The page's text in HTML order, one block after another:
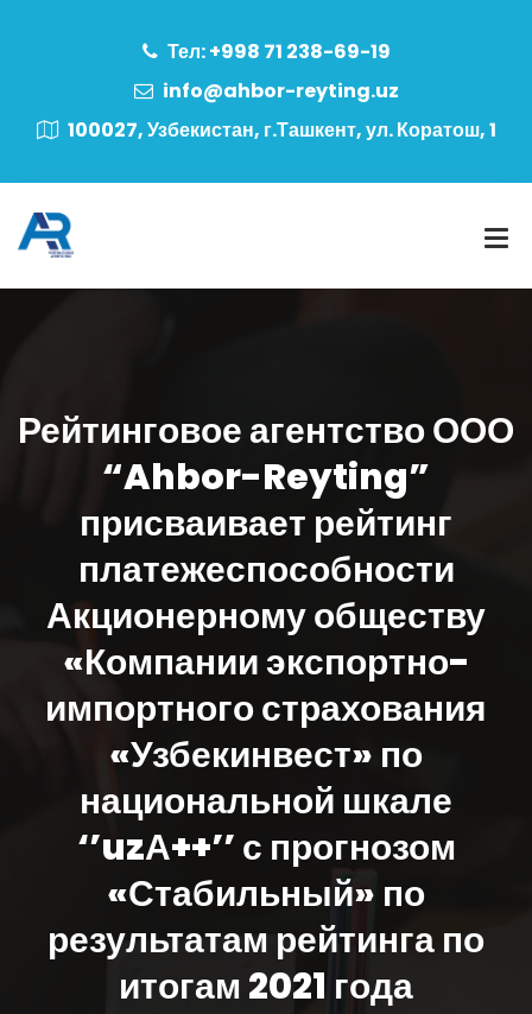
Тел: +998 71 238-69-19
info@ahbor-reyting.uz
100027, Узбекистан, г.Ташкент, ул. Коратош, 1
Рейтинговое агентство ООО
“Ahbor-Reyting”
присваивает рейтинг
платежеспособности
Акционерному обществу
«Компании экспортно-
импортного страхования
«Узбекинвест» по
национальной шкале
‘’uzА++’’ с прогнозом
«Стабильный» по
результатам рейтинга по
итогам 2021 года